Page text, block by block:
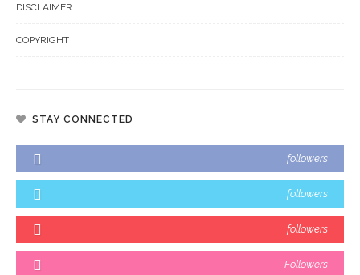
DISCLAIMER
COPYRIGHT
STAY CONNECTED
followers
followers
followers
Followers